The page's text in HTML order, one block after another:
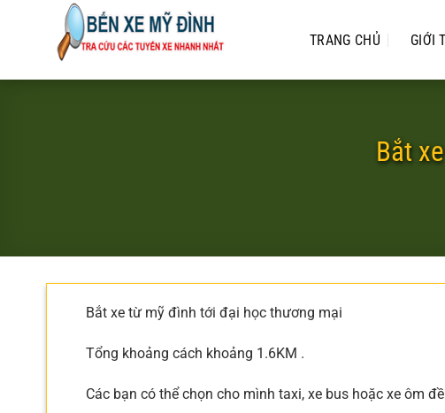
dung
TRANG CHỦ GIỚI
Bắt
Bắt xe từ mỹ đình tới đại học thương mại
Tổng khoảng cách khoảng 1.6KM .
Các bạn có thể chọn cho mình taxi, xe bus hoặc xe ôm